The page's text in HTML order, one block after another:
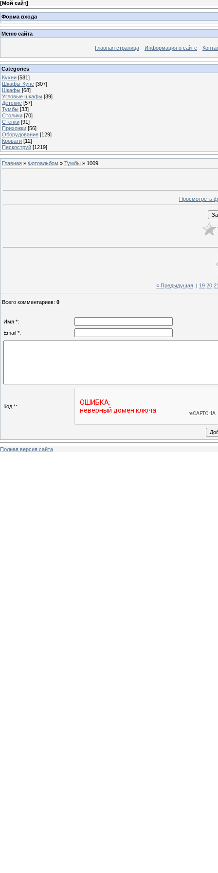
[Мой сайт]
Форма входа
Меню сайта
Главная страница Информация о сайте
Categories
Кухни [581]
Шкафы-Купе [307]
Шкафы [68]
Угловые шкафы [39]
Детские [57]
Тумбы [33]
Столики [70]
Стенки [91]
Прихожки [56]
Оборудование [129]
Кровати [12]
Пескоструй [1219]
Главная » Фотоальбом » Тумбы » 1009
Просмотреть
« Предыдущая 19 20
Всего комментариев: 0
Имя *:
Email *:
Код *:
Полная версия сайта